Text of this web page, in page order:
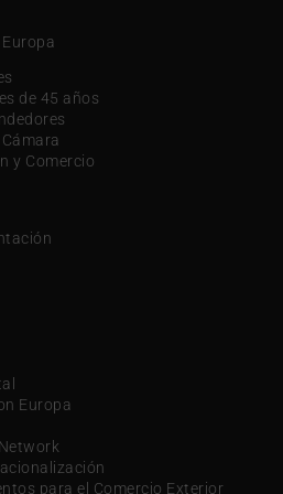
de 45 años
y Comercio
Europa
para el Comercio Exterior